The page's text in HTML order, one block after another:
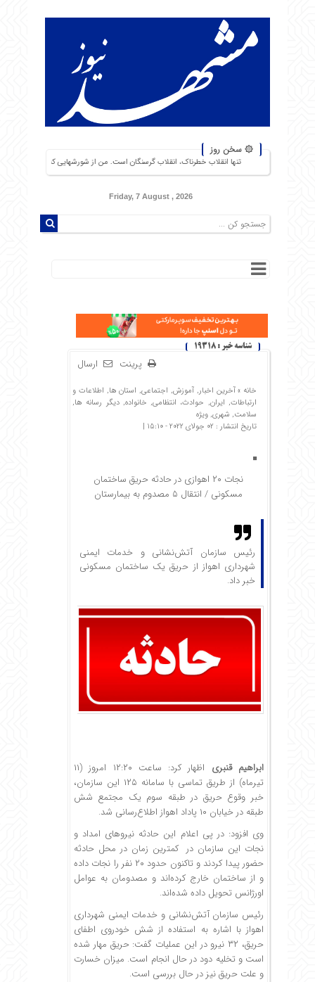
۞ سخن روز
تنها انقلاب خطرناک، انقلاب گرسنگان است. من از شورشهایی که دلیل آن بی‌نانی باشد، بیش از
Friday, 7 August , 2026
شناسه خبر : 19318
ارسال پرینت
خانه »آخرین اخبار,آموزش, اجتماعی, استان ها, اطلاعات و
ارتباطات, ایران, حوادث، انتظامی, خانواده,دیگر رسانه ها,
سلامت, شهری, ویژه
تاریخ انتشار : 02 جولای 2022 - 15:10 |
نجات ۲۰ اهوازی در حادثه حریق ساختمان
مسکونی / انتقال ۵ مصدوم به بیمارستان
رئیس سازمان آتش‌نشانی و خدمات ایمنی
شهرداری اهواز از حریق یک ساختمان مسکونی
خبر داد.
ابراهیم قنبری
اظهار کرد: ساعت ۱۲:۲۰ امروز (۱۱
تیرماه) از طریق تماسی با سامانه ۱۲۵ این سازمان،
خبر وقوع حریق در طبقه سوم یک مجتمع شش
طبقه در خیابان ۱۰ پاداد اهواز اطلاع‌رسانی شد.
وی افزود: در پی اعلام این حادثه نیروهای امداد و
نجات این سازمان در کمترین زمان در محل حادثه
حضور پیدا کردند و تاکنون حدود ۲۰ نفر را نجات داده
و از ساختمان خارج کرده‌اند و مصدومان به عوامل
اورژانس تحویل داده شده‌اند.
رئیس سازمان آتش‌نشانی و خدمات ایمنی شهرداری
اهواز با اشاره به استفاده از شش خودروی اطفای
حریق، ۳۲ نیرو در این عملیات گفت: حریق مهار شده
است و تخلیه دود در حال انجام است. میزان خسارت
و علت حریق نیز در حال بررسی است.